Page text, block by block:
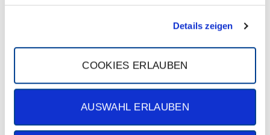
Details zeigen
COOKIES ERLAUBEN
AUSWAHL ERLAUBEN
Lage
Besorgungen des täglichen Bedarfs sind im nahe gelegenen
Einkaufszentrum an der Elbestraße bequem zu Fuß zu erledigen.